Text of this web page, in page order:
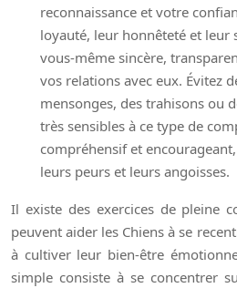
reconnaissance et votre
loyauté, leur honnêteté et leur
vous-même sincère,
vos relations avec eux. Évitez
mensonges, des trahisons ou
très sensibles à ce type de
compréhensif et
leurs peurs et leurs angoisses.
Il existe des exercices de pleine
peuvent aider les Chiens à se
à cultiver leur bien-être
simple consiste à se concentrer